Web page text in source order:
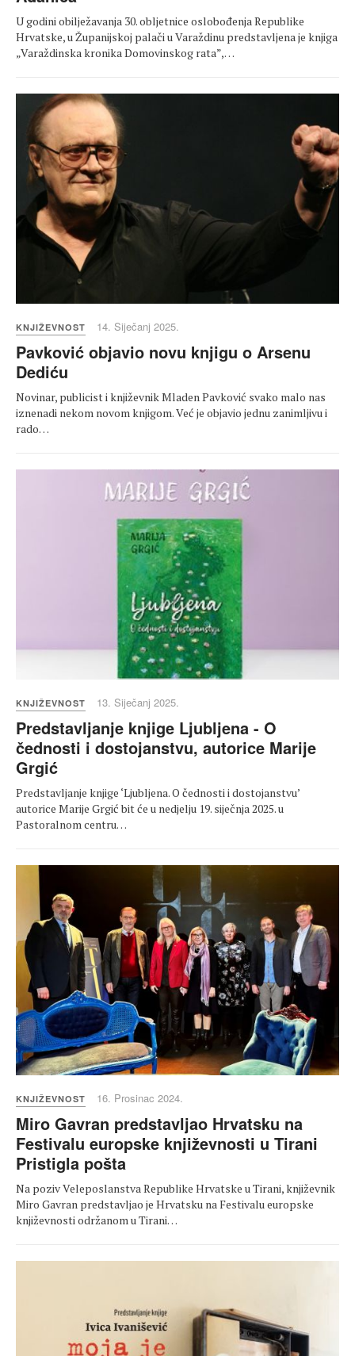
U godini obilježavanja 30. obljetnice oslobođenja Republike
Hrvatske, u Županijskoj palači u Varaždinu predstavljena je knjiga
„Varaždinska kronika Domovinskog rata”,…
KNJIŽEVNOST 14. Siječanj 2025.
Pavković objavio novu knjigu o Arsenu
Dediću
Novinar, publicist i književnik Mladen Pavković svako malo nas
iznenadi nekom novom knjigom. Već je objavio jednu zanimljivu i
rado…
KNJIŽEVNOST 13. Siječanj 2025.
Predstavljanje knjige Ljubljena - O
čednosti i dostojanstvu, autorice Marije
Grgić
Predstavljanje knjige ‘Ljubljena. O čednosti i dostojanstvu’
autorice Marije Grgić bit će u nedjelju 19. siječnja 2025. u
Pastoralnom centru…
KNJIŽEVNOST 16. Prosinac 2024.
Miro Gavran predstavljao Hrvatsku na
Festivalu europske književnosti u Tirani
Pristigla pošta
Na poziv Veleposlanstva Republike Hrvatske u Tirani, književnik
Miro Gavran predstavljao je Hrvatsku na Festivalu europske
književnosti održanom u Tirani…